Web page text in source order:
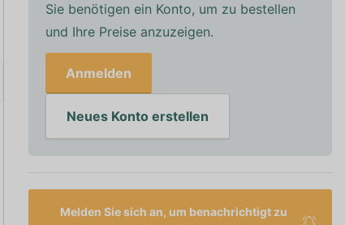
Sie benötigen ein Konto, um zu bestellen
und Ihre Preise anzuzeigen.
Anmelden
Neues Konto erstellen
Melden Sie sich an, um benachrichtigt zu